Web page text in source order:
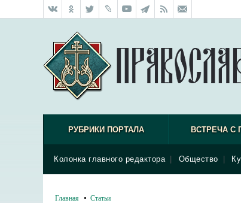
РУБРИКИ ПОРТАЛА ВСТРЕЧА С
Колонка главного редактора Общество
Главная Статьи